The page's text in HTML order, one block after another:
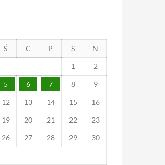
Ś C P S N
1 2
5 6 7 8 9
12 13 14 15 16
19 20 21 22 23
26 27 28 29 30